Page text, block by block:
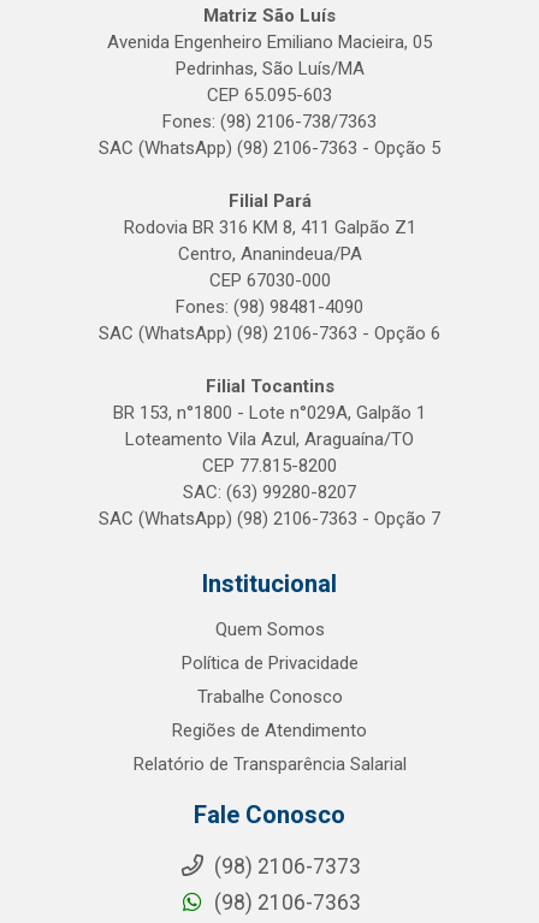
Matriz São Luís
Avenida Engenheiro Emiliano Macieira, 05
Pedrinhas, São Luís/MA
CEP 65.095-603
Fones: (98) 2106-738/7363
SAC (WhatsApp) (98) 2106-7363 - Opção 5
Filial Pará
Rodovia BR 316 KM 8, 411 Galpão Z1
Centro, Ananindeua/PA
CEP 67030-000
Fones: (98) 98481-4090
SAC (WhatsApp) (98) 2106-7363 - Opção 6
Filial Tocantins
BR 153, n°1800 - Lote n°029A, Galpão 1
Loteamento Vila Azul, Araguaína/TO
CEP 77.815-8200
SAC: (63) 99280-8207
SAC (WhatsApp) (98) 2106-7363 - Opção 7
Institucional
Quem Somos
Política de Privacidade
Trabalhe Conosco
Regiões de Atendimento
Relatório de Transparência Salarial
Fale Conosco
(98) 2106-7373
(98) 2106-7363